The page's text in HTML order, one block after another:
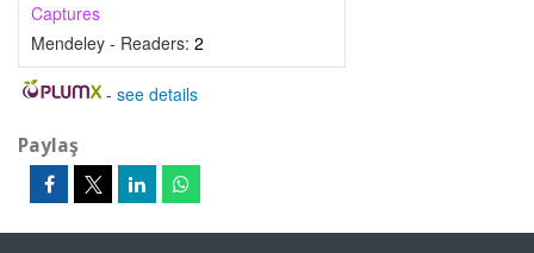
Captures
Mendeley - Readers: 2
- see details
Paylaş